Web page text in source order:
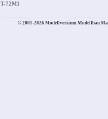
T-72M1
© 2001-2026 Modellversium Modellbau